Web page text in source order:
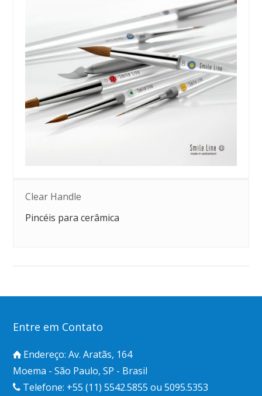
Clear Handle
Pincéis para cerâmica
Entre em Contato
Endereço: Av. Aratãs, 164
Moema - São Paulo, SP - Brasil
Telefone: +55 (11) 5542.5855 ou 5095.5353